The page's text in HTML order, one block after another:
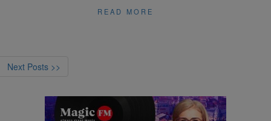
READ MORE
Next Posts >>